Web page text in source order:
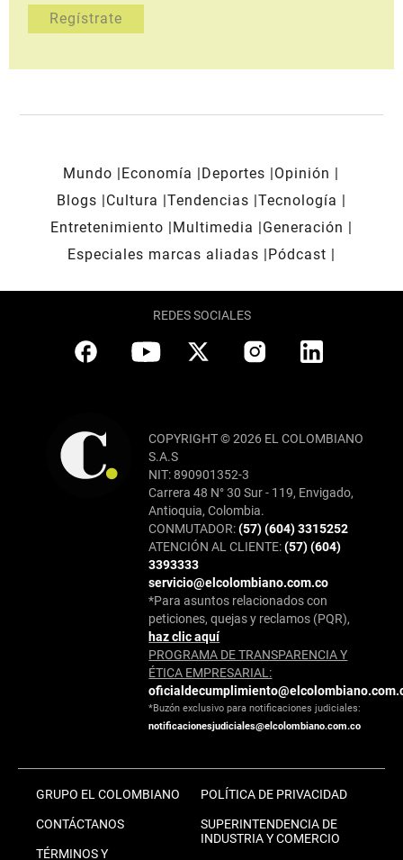
Mundo Economía Deportes
Opinión
Blogs
Cultura Tendencias Tecnología
Entretenimiento
Multimedia
Generación
Especiales marcas aliadas
Pódcast
REDES SOCIALES
COPYRIGHT © 2026 EL COLOMBIANO
S.A.S
NIT: 890901352-3
Carrera 48 N° 30 Sur - 119, Envigado,
Antioquia, Colombia.
CONMUTADOR:(57) (604) 3315252
ATENCIÓN AL CLIENTE:(57) (604)
3393333
servicio@elcolombiano.com.co
*Para asuntos relacionados con
peticiones, quejas y reclamos (PQR),
haz clic aquí
PROGRAMA DE TRANSPARENCIA Y
ÉTICA EMPRESARIAL:
*Buzón exclusivo para notificaciones judiciales:
notificacionesjudiciales@elcolombiano.com.co
GRUPO EL COLOMBIANO
CONTÁCTANOS
TÉRMINOS Y
POLÍTICA DE PRIVACIDAD
SUPERINTENDENCIA DE
INDUSTRIA Y COMERCIO